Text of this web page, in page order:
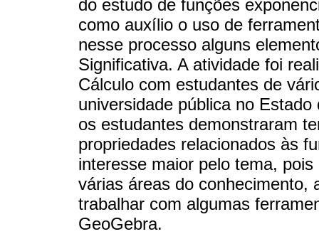
do estudo de funções
como auxílio o uso de
nesse processo alguns
Significativa. A atividade foi
Cálculo com estudantes de
universidade pública no
os estudantes demonstraram
propriedades relacionados às
interesse maior pelo tema,
várias áreas do conhecimento,
trabalhar com algumas
GeoGebra.